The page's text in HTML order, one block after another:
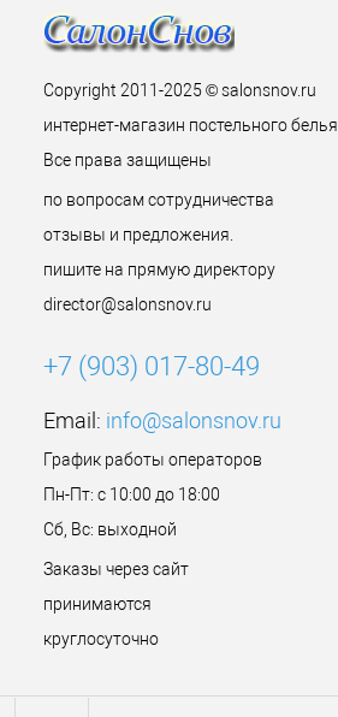
Copyright 2011-2025 © salonsnov.ru
интернет-магазин постельного белья.
Все права защищены
по вопросам сотрудничества
отзывы и предложения.
пишите на прямую директору
director@salonsnov.ru
+7 (903) 017-80-49
Email: info@salonsnov.ru
График работы операторов
Пн-Пт: с 10:00 до 18:00
Сб, Вс: выходной
Заказы через сайт
принимаются
круглосуточно